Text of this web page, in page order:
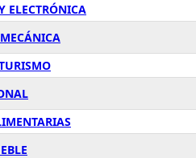
ELECTRÓNICA